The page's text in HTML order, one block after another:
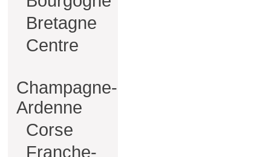
Bretagne
Centre
Champagne-
Ardenne
Corse
Franche-